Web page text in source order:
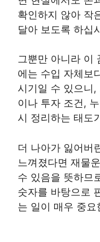
확인하지 않아 작
달아 보도록 하십
그뿐만 아니라 이
에는 수입 자체보
시기일 수 있으니
이나 투자 조건,
시 정리하는 태도
더 나아가 잃어버
느껴졌다면 재물
수 있음을 뜻하므
숫자를 바탕으로
는 일이 매우 중